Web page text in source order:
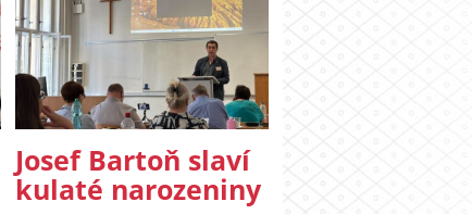
Josef Bartoň slaví
kulaté narozeniny